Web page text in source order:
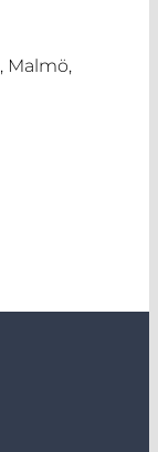
Malmö,